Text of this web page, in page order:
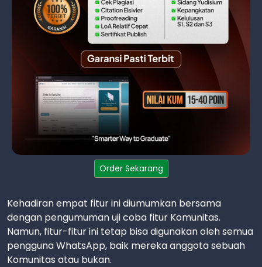
Order Sekarang
Kehadiran empat fitur ini diumumkan bersama
dengan pengumuman uji coba fitur Komunitas.
Namun, fitur-fitur ini tetap bisa digunakan oleh semua
pengguna WhatsApp, baik mereka anggota sebuah
Komunitas atau bukan.